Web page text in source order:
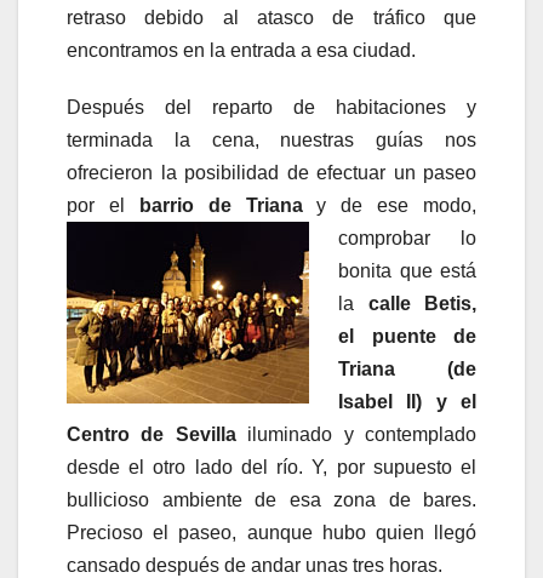
retraso debido al atasco de tráfico que
encontramos en la entrada a esa ciudad.
Después del reparto de habitaciones y
terminada la cena, nuestras guías nos
ofrecieron la posibilidad de efectuar un paseo
por el
barrio de Trianay de ese modo,
comprobar lo
bonita que está
la calle Betis,
el puente de
Triana (de
Isabel II) y el
Centro de Sevillailuminado y contemplado
desde el otro lado del río. Y, por supuesto el
bullicioso ambiente de esa zona de bares.
Precioso el paseo, aunque hubo quien llegó
cansado después de andar unas tres horas.